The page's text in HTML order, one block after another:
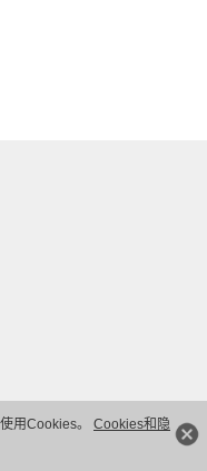
用Cookies。 Cookies和隐